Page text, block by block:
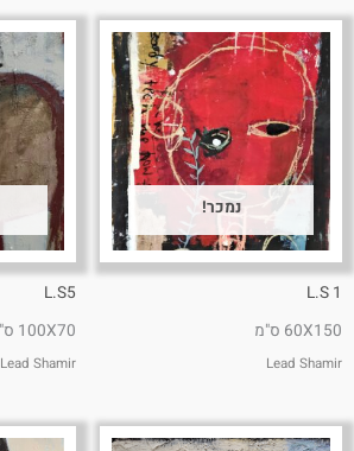
נמכר!
L.S 1
60X150 ס"מ
Lead Shamir
L.S5
100X70 ס"מ
Lead Shamir